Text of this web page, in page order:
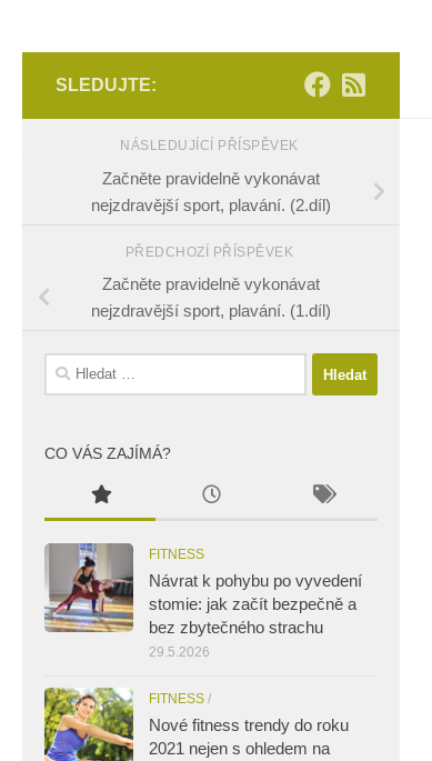
SLEDUJTE:
NÁSLEDUJÍCÍ PŘÍSPĚVEK
Začněte pravidelně vykonávat
nejzdravější sport, plavání. (2.díl)
PŘEDCHOZÍ PŘÍSPĚVEK
Začněte pravidelně vykonávat
nejzdravější sport, plavání. (1.díl)
Vyhledávání
CO VÁS ZAJÍMÁ?
FITNESS
Návrat k pohybu po vyvedení
stomie: jak začít bezpečně a
bez zbytečného strachu
29.5.2026
FITNESS /
Nové fitness trendy do roku
2021 nejen s ohledem na